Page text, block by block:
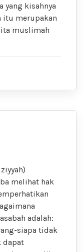
yang kisahnya
itu merupakan
muslimah
melihat hak
adalah:
siapa tidak
dapat